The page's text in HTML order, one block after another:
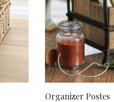
Organizer Postes